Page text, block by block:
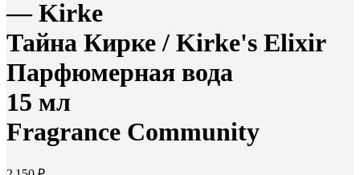
— Kirke
Тайна Кирке / Kirke's Elixir
Парфюмерная вода
15 мл
Fragrance Community